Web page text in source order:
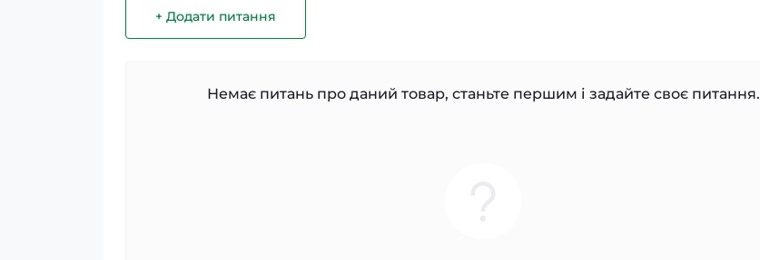
+ Додати питання
Немає питань про даний товар, станьте першим і задайте своє питання.